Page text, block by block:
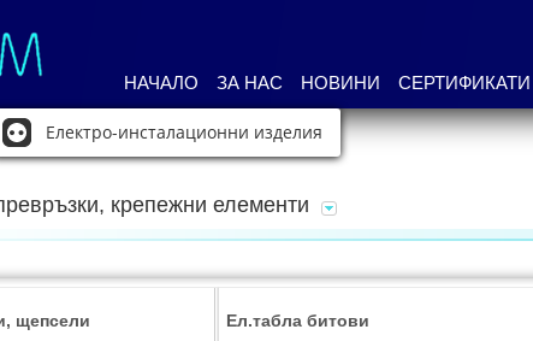
НАЧАЛО ЗА НАС НОВИНИ СЕРТИФИКАТИ
Електро-инсталационни изделия
крепежни елементи
щепсели Ел.табла битови